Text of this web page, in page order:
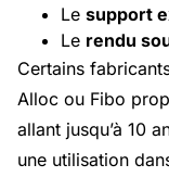
Le support
Le rendu
Certains
Alloc ou Fibo
allant jusqu’à 10
une utilisation